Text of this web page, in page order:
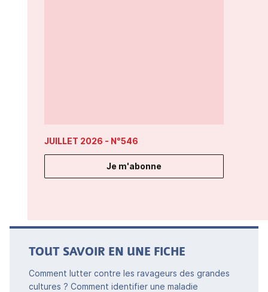
JUILLET 2026 - N°546
Je m'abonne
TOUT SAVOIR EN UNE FICHE
Comment lutter contre les ravageurs des grandes
cultures ? Comment identifier une maladie